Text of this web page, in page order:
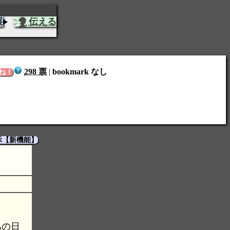
伝える
！ 298 票 | bookmark なし
【新機能】
日